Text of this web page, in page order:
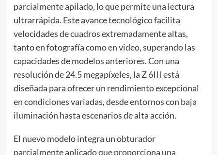
parcialmente apilado, lo que permite una lectura
ultrarrápida. Este avance tecnológico facilita
velocidades de cuadros extremadamente altas,
tanto en fotografía como en video, superando las
capacidades de modelos anteriores. Con una
resolución de 24.5 megapíxeles, la Z 6III está
diseñada para ofrecer un rendimiento excepcional
en condiciones variadas, desde entornos con baja
iluminación hasta escenarios de alta acción.
El nuevo modelo integra un obturador
parcialmente aplicado que proporciona una